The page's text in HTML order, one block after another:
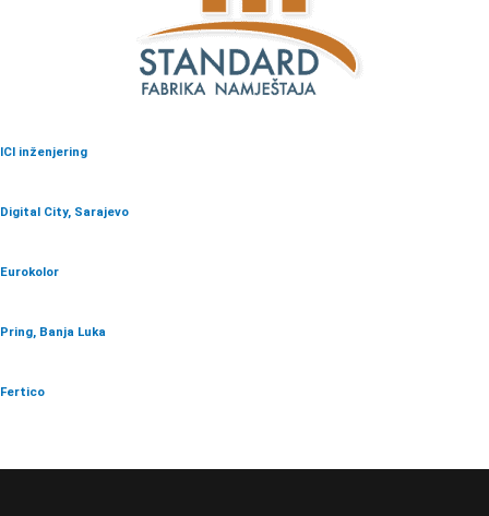
ICI inženjering
Digital City, Sarajevo
Eurokolor
Pring, Banja Luka
Fertico